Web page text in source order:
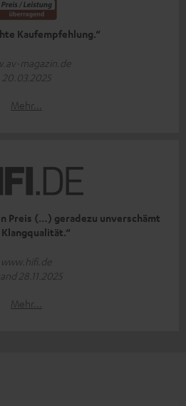
Kaufempfehlung.“
magazin.de
20.03.2025
Mehr...
Preis (…) geradezu unverschämt
www.hifi.de
28.11.2025
Mehr...